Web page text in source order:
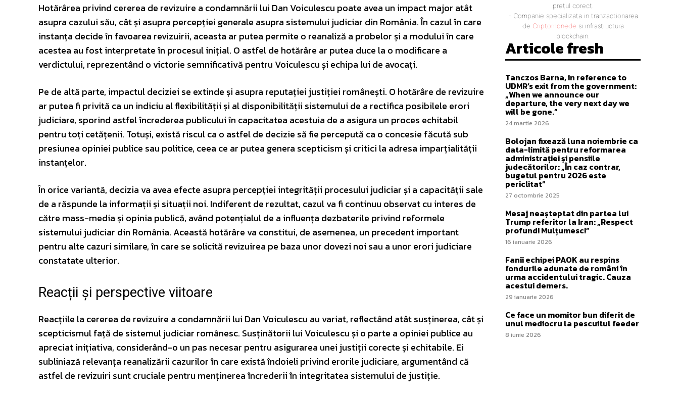
Hotărârea privind cererea de revizuire a condamnării lui Dan Voiculescu poate avea un impact major atât
asupra cazului său, cât și asupra percepției generale asupra sistemului judiciar din România. În cazul în care
instanța decide în favoarea revizuirii, aceasta ar putea permite o reanaliză a probelor și a modului în care
acestea au fost interpretate în procesul inițial. O astfel de hotărâre ar putea duce la o modificare a
verdictului, reprezentând o victorie semnificativă pentru Voiculescu și echipa lui de avocați.
Pe de altă parte, impactul deciziei se extinde și asupra reputației justiției românești. O hotărâre de revizuire
ar putea fi privită ca un indiciu al flexibilității și al disponibilității sistemului de a rectifica posibilele erori
judiciare, sporind astfel încrederea publicului în capacitatea acestuia de a asigura un proces echitabil
pentru toți cetățenii. Totuși, există riscul ca o astfel de decizie să fie percepută ca o concesie făcută sub
presiunea opiniei publice sau politice, ceea ce ar putea genera scepticism și critici la adresa imparțialității
instanțelor.
În orice variantă, decizia va avea efecte asupra percepției integrității procesului judiciar și a capacității sale
de a răspunde la informații și situații noi. Indiferent de rezultat, cazul va fi continuu observat cu interes de
către mass-media și opinia publică, având potențialul de a influența dezbaterile privind reformele
sistemului judiciar din România. Această hotărâre va constitui, de asemenea, un precedent important
pentru alte cazuri similare, în care se solicită revizuirea pe baza unor dovezi noi sau a unor erori judiciare
constatate ulterior.
Reacții și perspective viitoare
Reacțiile la cererea de revizuire a condamnării lui Dan Voiculescu au variat, reflectând atât susținerea, cât și
scepticismul față de sistemul judiciar românesc. Susținătorii lui Voiculescu și o parte a opiniei publice au
apreciat inițiativa, considerând-o un pas necesar pentru asigurarea unei justiții corecte și echitabile. Ei
subliniază relevanța reanalizării cazurilor în care există îndoieli privind erorile judiciare, argumentând că
astfel de revizuiri sunt cruciale pentru menținerea încrederii în integritatea sistemului de justiție.
prețul corect.
- Companie specializata in tranzactionarea
de Criptomonede si infrastructura
blockchain.
Articole fresh
Tanczos Barna, in reference to
UDMR’s exit from the government:
„When we announce our
departure, the very next day we
will be gone.”
24 martie 2026
Bolojan fixează luna noiembrie ca
data-limită pentru reformarea
administrației și pensiile
judecătorilor: „În caz contrar,
bugetul pentru 2026 este
periclitat”
27 octombrie 2025
Mesaj neașteptat din partea lui
Trump referitor la Iran: „Respect
profund! Mulțumesc!”
16 ianuarie 2026
Fanii echipei PAOK au respins
fondurile adunate de români în
urma accidentului tragic. Cauza
acestui demers.
29 ianuarie 2026
Ce face un momitor bun diferit de
unul mediocru la pescuitul feeder
8 iunie 2026